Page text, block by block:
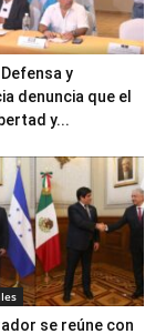
y
denuncia que el
y...
se reúne con